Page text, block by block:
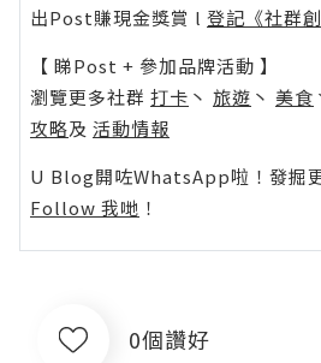
出Post賺現金獎賞 l 登記《社群
【 睇Post + 參加品牌活動 】
瀏覽更多社群 打卡 丶 旅遊 丶 美食
攻略及 活動情報
U Blog開咗WhatsApp啦！發掘
Follow 我哋 ！
0個讚好